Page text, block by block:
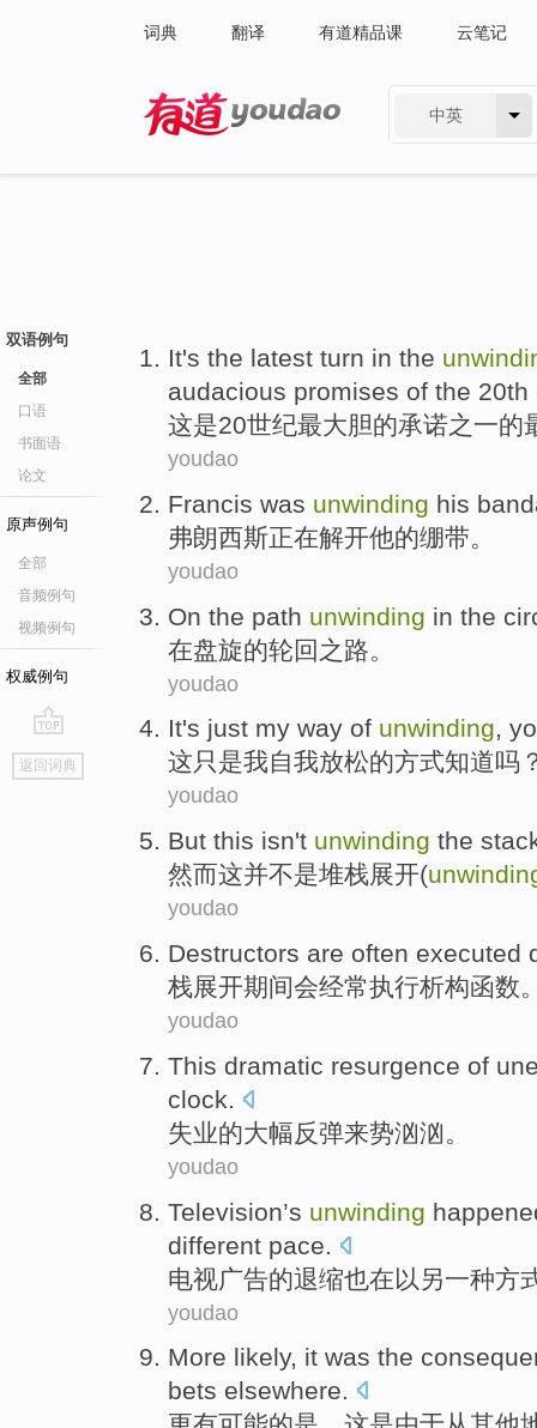
词典 翻译 有道精品课 云笔记
中英
双语例句
全部
口语
书面语
论文
原声例句
全部
音频例句
视频例句
权威例句
go
top
返回词典
It's the latest turn in the
audacious promises of the 20th
这是20世纪最大胆的承诺之一的
youdao
Francis was unwinding his
弗朗西斯正在解开他的绷带。
youdao
On the path unwinding in the
在盘旋的轮回 之路 。
youdao
It's just my way of unwinding,
这只是我自我放松的方式知道吗
youdao
But this isn't unwinding the
然而这并不是堆栈展开(
youdao
Destructors are often executed
栈展开期间会经常执行析构函数
youdao
This dramatic resurgence of
clock.
失业的大幅反弹来势汹汹。
youdao
Television’s unwinding
different pace
电视广告的退缩也在以 另一种方
youdao
More likely, it was the
bets elsewhere.